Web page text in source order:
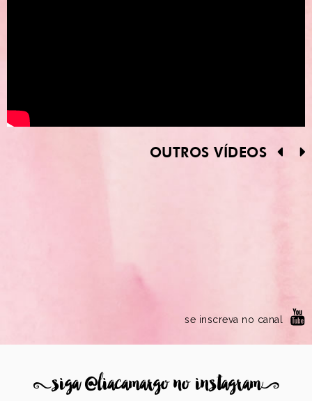
OUTROS VÍDEOS
se inscreva no canal
8siga @liacamargo no instagram9